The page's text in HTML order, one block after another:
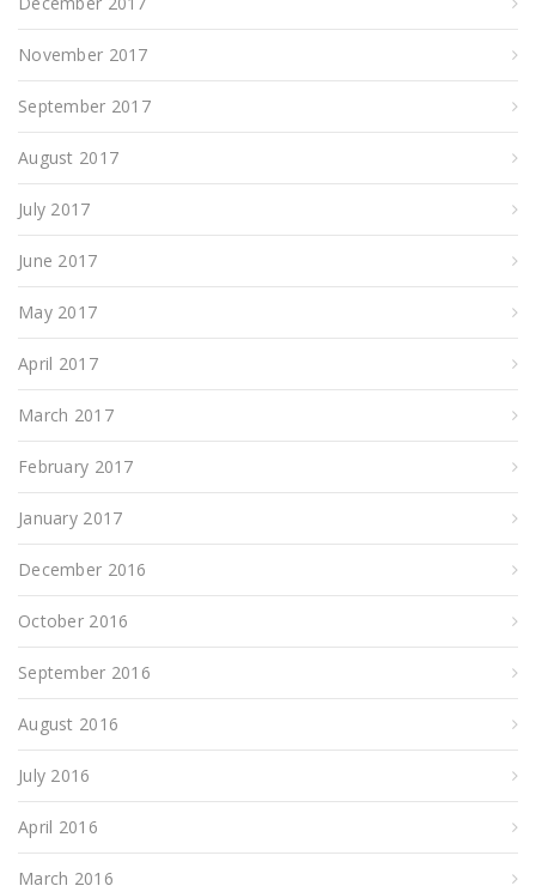
November 2017
September 2017
August 2017
July 2017
June 2017
May 2017
April 2017
March 2017
February 2017
January 2017
December 2016
October 2016
September 2016
August 2016
July 2016
April 2016
March 2016